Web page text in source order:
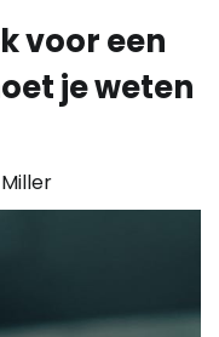
voor een
je weten